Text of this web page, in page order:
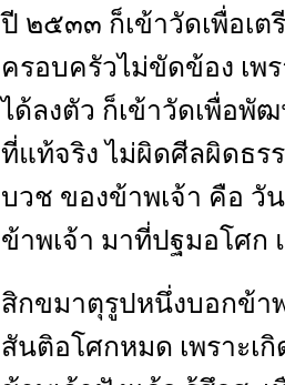
ปี ๒๕๓๓ ก็เข้าวัดเพื่อเ
ครอบครัวไม่ขัดข้อง เพ
ได้ลงตัว ก็เข้าวัดเพื่อพั
ที่แท้จริง ไม่ผิดศีลผิดธร
บวช ของข้าพเจ้า คือ
ข้าพเจ้า มาที่ปฐมอโศก
สิกขมาตุรูปหนึ่งบอกข้า
สันติอโศกหมด เพราะ